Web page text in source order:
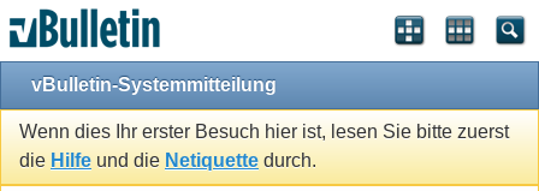
vBulletin-Systemmitteilung
Wenn dies Ihr erster Besuch hier ist, lesen Sie bitte zuerst
die Hilfe und die Netiquette durch.